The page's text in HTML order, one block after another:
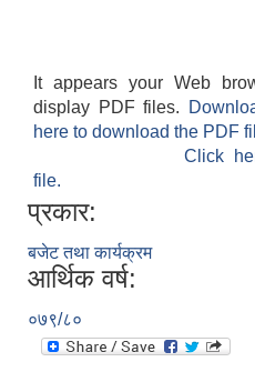
It appears your Web
display PDF files.
here to download the PDF
Click
file.
प्रकार:
बजेट तथा कार्यक्रम
आर्थिक वर्ष:
०७९/८०